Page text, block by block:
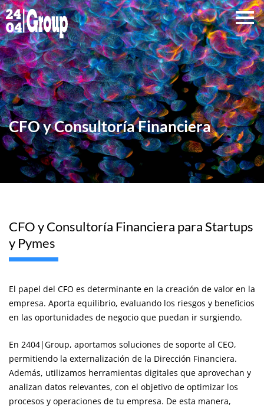
Ir
al
contenido
CFO y Consultoría Financiera
CFO y Consultoría Financiera para Startups
y Pymes
El papel del CFO es determinante en la creación de valor en la
empresa. Aporta equilibrio, evaluando los riesgos y beneficios
en las oportunidades de negocio que puedan ir surgiendo.
En 2404|Group, aportamos soluciones de soporte al CEO,
permitiendo la externalización de la Dirección Financiera.
Además, utilizamos herramientas digitales que aprovechan y
analizan datos relevantes, con el objetivo de optimizar los
procesos y operaciones de tu empresa. De esta manera,